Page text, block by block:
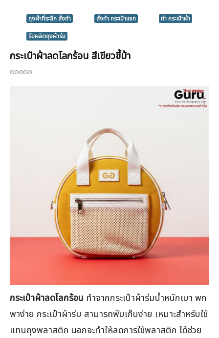
ถุงผ้าที่ระลึก สั่งทำ สั่งทำ กระเป๋าแจก
ทำ กระเป๋าผ้า
รับผลิตถุงผ้าร่ม
กระเป๋าผ้าลดโลกร้อน สีเขียวขี้ม้า
กระเป๋าผ้าลดโลกร้อน ทำจากกระเป๋าผ้าร่มน้ำหนักเบา พก
พาง่าย กระเป๋าผ้าร่ม สามารถพับเก็บง่าย เหมาะสำหรับใช้
แทนถุงพลาสติก นอกจะทำให้ลดการใช้พลาสติก ได้ช่วย